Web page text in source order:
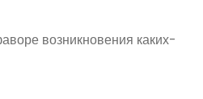
возникновения каких-